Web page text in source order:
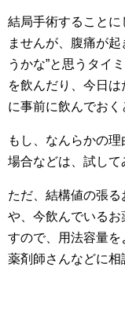
結局手術することに
ませんが、腹痛が
うかな”と思うタイ
を飲んだり、今日
に事前に飲んでおく
もし、なんらかの
場合などは、試して
ただ、結構値の張
や、今飲んでいるお
すので、用法容量
薬剤師さんなどに相